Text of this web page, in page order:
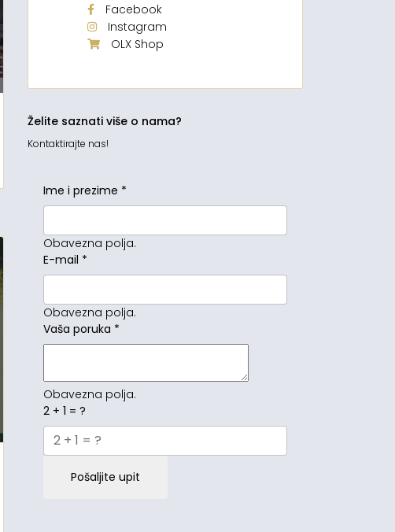
Facebook
Instagram
OLX Shop
Želite saznati više o nama?
Kontaktirajte nas!
Ime i prezime *
Obavezna polja.
E-mail *
Obavezna polja.
Vaša poruka *
Obavezna polja.
2 + 1 = ?
Pošaljite upit